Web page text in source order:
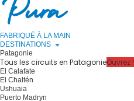
FABRIQUÉ À LA MAIN
DESTINATIONS
Patagonie
Tous les circuits en PatagonieOuvrez !
El Calafate
El Chaltén
Ushuaia
Puerto Madryn